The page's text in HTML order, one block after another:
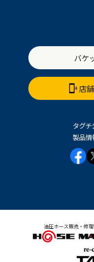
バケ
店
タグ
製品情
油圧ホース販売・修理